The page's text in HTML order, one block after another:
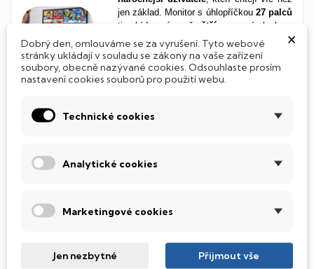
jen základ. Monitor s úhlopříčkou 27 palců
ti nabídne výrazně
větší pracovní plochu a
při práci i zábavě. Skvělý pro
úpravy fotek, sledování filmů, hraní her i
každodenní práci ve více oknech
najednou. Ideální velikost
panelem
čitelnost z každého úhlu
. Ideální volba
hry, nebo chceš jednoduše kvalitní obraz
při každodenním používání. Spolehlivý
×
Dobrý den, omlouváme se za vyrušení. Tyto webové
stránky ukládají v souladu se zákony na vaše zařízení
soubory, obecně nazývané cookies. Odsouhlaste prosím
nastavení cookies souborů pro použití webu.
Technické cookies
Analytické cookies
Marketingové cookies
Jen nezbytné Přijmout vše